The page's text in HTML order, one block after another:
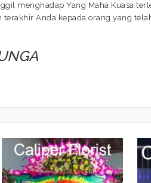
menghadap Yang Maha Kuasa
Anda kepada orang yang